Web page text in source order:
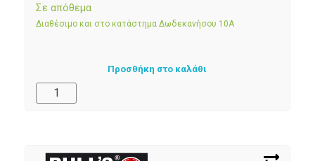
Σε απόθεμα
Διαθέσιμο και στο κατάστημα Δωδεκανήσου 10Α
Προσθήκη στο καλάθι